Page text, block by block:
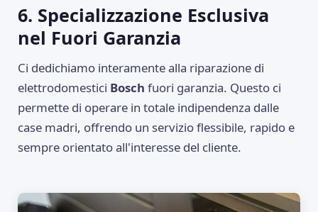
6. Specializzazione Esclusiva
nel Fuori Garanzia
Ci dedichiamo interamente alla riparazione di
elettrodomestici Bosch fuori garanzia. Questo ci
permette di operare in totale indipendenza dalle
case madri, offrendo un servizio flessibile, rapido e
sempre orientato all'interesse del cliente.